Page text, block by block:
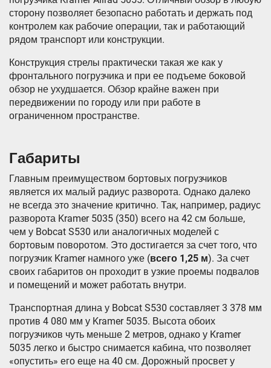
сторону позволяет безопасно работать и держать под
контролем как рабочие операции, так и работающий
рядом транспорт или конструкции.
Конструкция стрелы практически такая же как у
фронтального погрузчика и при ее подъеме боковой
обзор не ухудшается. Обзор крайне важен при
передвижении по городу или при работе в
ограниченном пространстве.
Габариты
Главным преимуществом бортовых погрузчиков
является их малый радиус разворота. Однако далеко
не всегда это значение критично. Так, например, радиус
разворота Kramer 5035 (350) всего на 42 см больше,
чем у Bobcat S530 или аналогичных моделей с
бортовым поворотом. Это достигается за счет того, что
погрузчик Kramer намного уже (всего 1,25 м). За счет
своих габаритов он проходит в узкие проемы подвалов
и помещений и может работать внутри.
Транспортная длина у Bobcat S530 составляет 3 378 мм
против 4 080 мм у Kramer 5035. Высота обоих
погрузчиков чуть меньше 2 метров, однако у Kramer
5035 легко и быстро снимается кабина, что позволяет
«опустить» его еще на 40 см. Дорожный просвет у